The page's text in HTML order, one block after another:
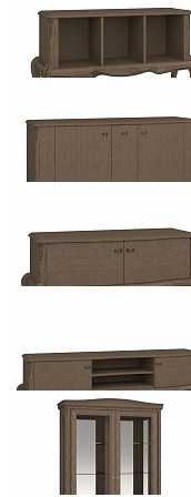
Вешалки
Газетница
Зеркала для
Ключницы
Наборы в
Обувницы
Прихожая
Скамьи и
Шкафы для
Модульная
138,2x52x42,2 см
В корзину
Быстро
Банкетка Монако ММ-
69,2x52x42,2 см
В корзину
Быстро
Консоль Монако ММ-
В корзину Быстро
Тумба Монако ММ-410-
Быстро
Тумба ТВ Монако ММ-
от 67 280 ₽
В корзину
Быстро
Тумба ТВ Монако ММ-